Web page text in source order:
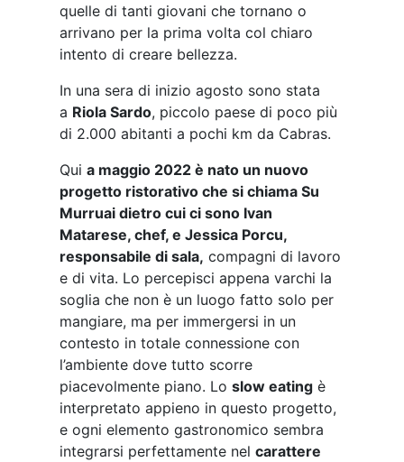
quelle di tanti giovani che tornano o
arrivano per la prima volta col chiaro
intento di creare bellezza.
In una sera di inizio agosto sono stata
a Riola Sardo, piccolo paese di poco più
di 2.000 abitanti a pochi km da Cabras.
Qui a maggio 2022 è nato un nuovo
progetto ristorativo che si chiama Su
Murruai dietro cui ci sono Ivan
Matarese, chef, e Jessica Porcu,
responsabile di sala, compagni di lavoro
e di vita. Lo percepisci appena varchi la
soglia che non è un luogo fatto solo per
mangiare, ma per immergersi in un
contesto in totale connessione con
l’ambiente dove tutto scorre
piacevolmente piano. Lo slow eatingè
interpretato appieno in questo progetto,
e ogni elemento gastronomico sembra
integrarsi perfettamente nel carattere